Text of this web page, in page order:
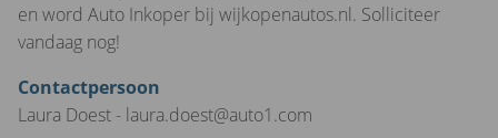
en word Auto Inkoper bij wijkopenautos.nl. Solliciteer
vandaag nog!
Contactpersoon
Laura Doest - laura.doest@auto1.com